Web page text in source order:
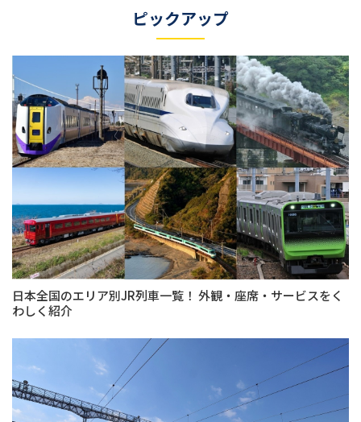
ピックアップ
日本全国のエリア別JR列車一覧！ 外観・座席・サービスをく
わしく紹介